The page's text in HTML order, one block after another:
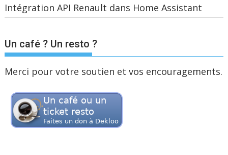
Intégration API Renault dans Home Assistant
Un café ? Un resto ?
Merci pour votre soutien et vos encouragements.